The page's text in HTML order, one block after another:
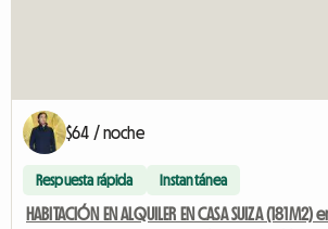
$64 / noche
Respuesta rápida Instantánea